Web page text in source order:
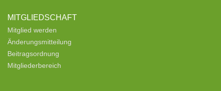
MITGLIEDSCHAFT
Mitglied werden
Änderungsmitteilung
Beitragsordnung
Mitgliederbereich